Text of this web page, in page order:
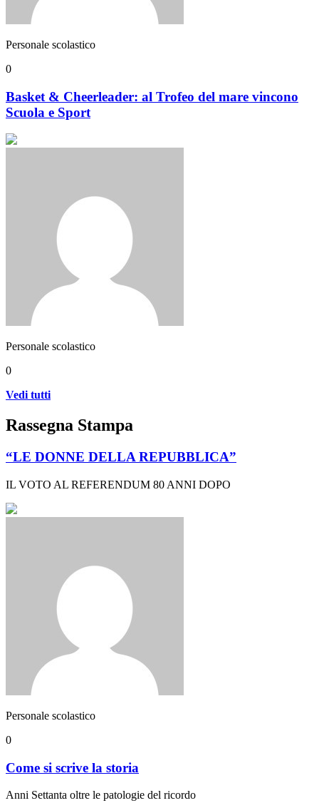
Personale scolastico
0
Basket & Cheerleader: al Trofeo del mare vincono
Scuola e Sport
Personale scolastico
0
Vedi tutti
Rassegna Stampa
“LE DONNE DELLA REPUBBLICA”
IL VOTO AL REFERENDUM 80 ANNI DOPO
Personale scolastico
0
Come si scrive la storia
Anni Settanta oltre le patologie del ricordo